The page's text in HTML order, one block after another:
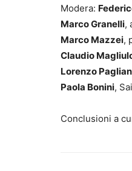
Modera:
Marco Granelli,
Marco Mazzei,
Claudio
Lorenzo
Paola Bonini,
Conclusioni a